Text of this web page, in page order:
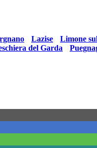
Lazise Limone
del Garda